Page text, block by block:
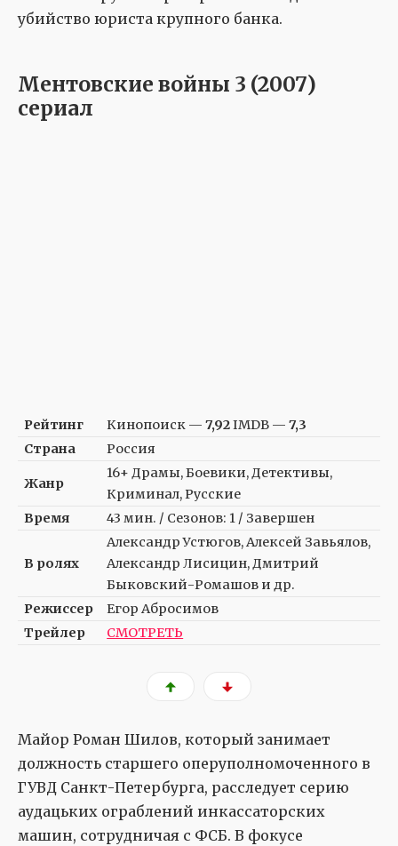
убийство юриста крупного банка.
Ментовские войны 3 (2007)
сериал
Рейтинг Кинопоиск —7,92IMDB —7,3
Страна
Россия
Жанр
16+ Драмы, Боевики, Детективы,
Криминал, Русские
Время
43 мин. / Сезонов: 1 / Завершен
В ролях
Александр Устюгов, Алексей Завьялов,
Александр Лисицин, Дмитрий
Быковский-Ромашов и др.
Режиссер
Егор Абросимов
Трейлер
СМОТРЕТЬ
Майор Роман Шилов, который занимает
должность старшего оперуполномоченного в
ГУВД Санкт-Петербурга, расследует серию
аудацьких ограблений инкассаторских
машин, сотрудничая с ФСБ. В фокусе